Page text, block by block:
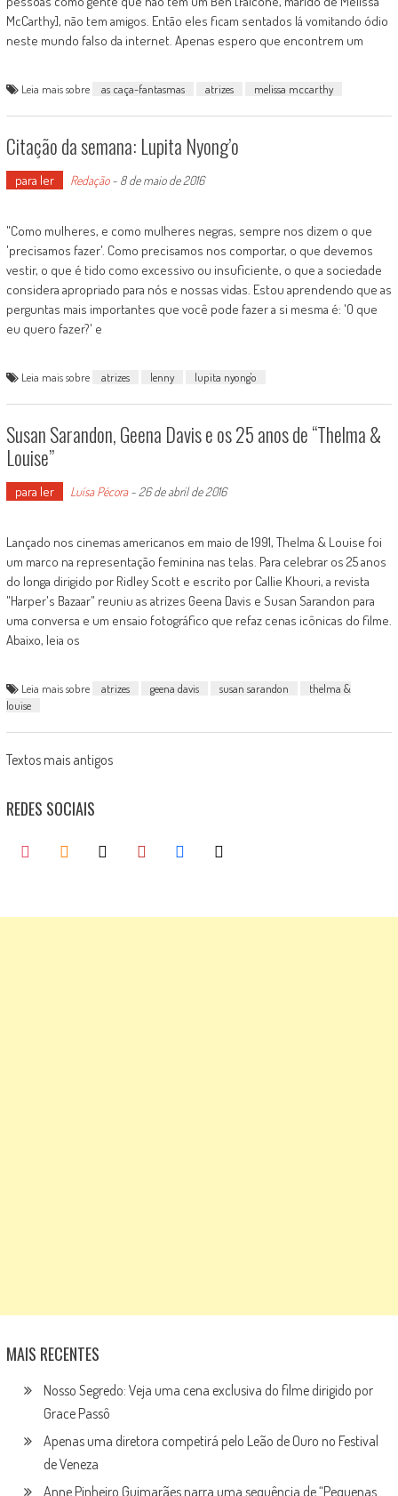
McCarthy], não tem amigos. Então eles ficam sentados lá vomitando ódio
neste mundo falso da internet. Apenas espero que encontrem um
Leia mais sobre as caça-fantasmas atrizes melissa mccarthy
Citação da semana: Lupita Nyong’o
para ler Redação- 8 de maio de 2016
"Como mulheres, e como mulheres negras, sempre nos dizem o que
'precisamos fazer'. Como precisamos nos comportar, o que devemos
vestir, o que é tido como excessivo ou insuficiente, o que a sociedade
considera apropriado para nós e nossas vidas. Estou aprendendo que as
perguntas mais importantes que você pode fazer a si mesma é: 'O que
eu quero fazer?' e
Leia mais sobre atrizes lenny lupita nyong'o
Susan Sarandon, Geena Davis e os 25 anos de “Thelma &
Louise”
para ler Luísa Pécora- 26 de abril de 2016
Lançado nos cinemas americanos em maio de 1991, Thelma & Louise foi
um marco na representação feminina nas telas. Para celebrar os 25 anos
do longa dirigido por Ridley Scott e escrito por Callie Khouri, a revista
"Harper's Bazaar" reuniu as atrizes Geena Davis e Susan Sarandon para
uma conversa e um ensaio fotográfico que refaz cenas icônicas do filme.
Abaixo, leia os
Leia mais sobre atrizes geena davis susan sarandon
thelma &
louise
Posts
navigation
Textos mais antigos
REDES SOCIAIS
MAIS RECENTES
Nosso Segredo: Veja uma cena exclusiva do filme dirigido por
Grace Passô
Apenas uma diretora competirá pelo Leão de Ouro no Festival
de Veneza
Anne Pinheiro Guimarães narra uma sequência de “Pequenas